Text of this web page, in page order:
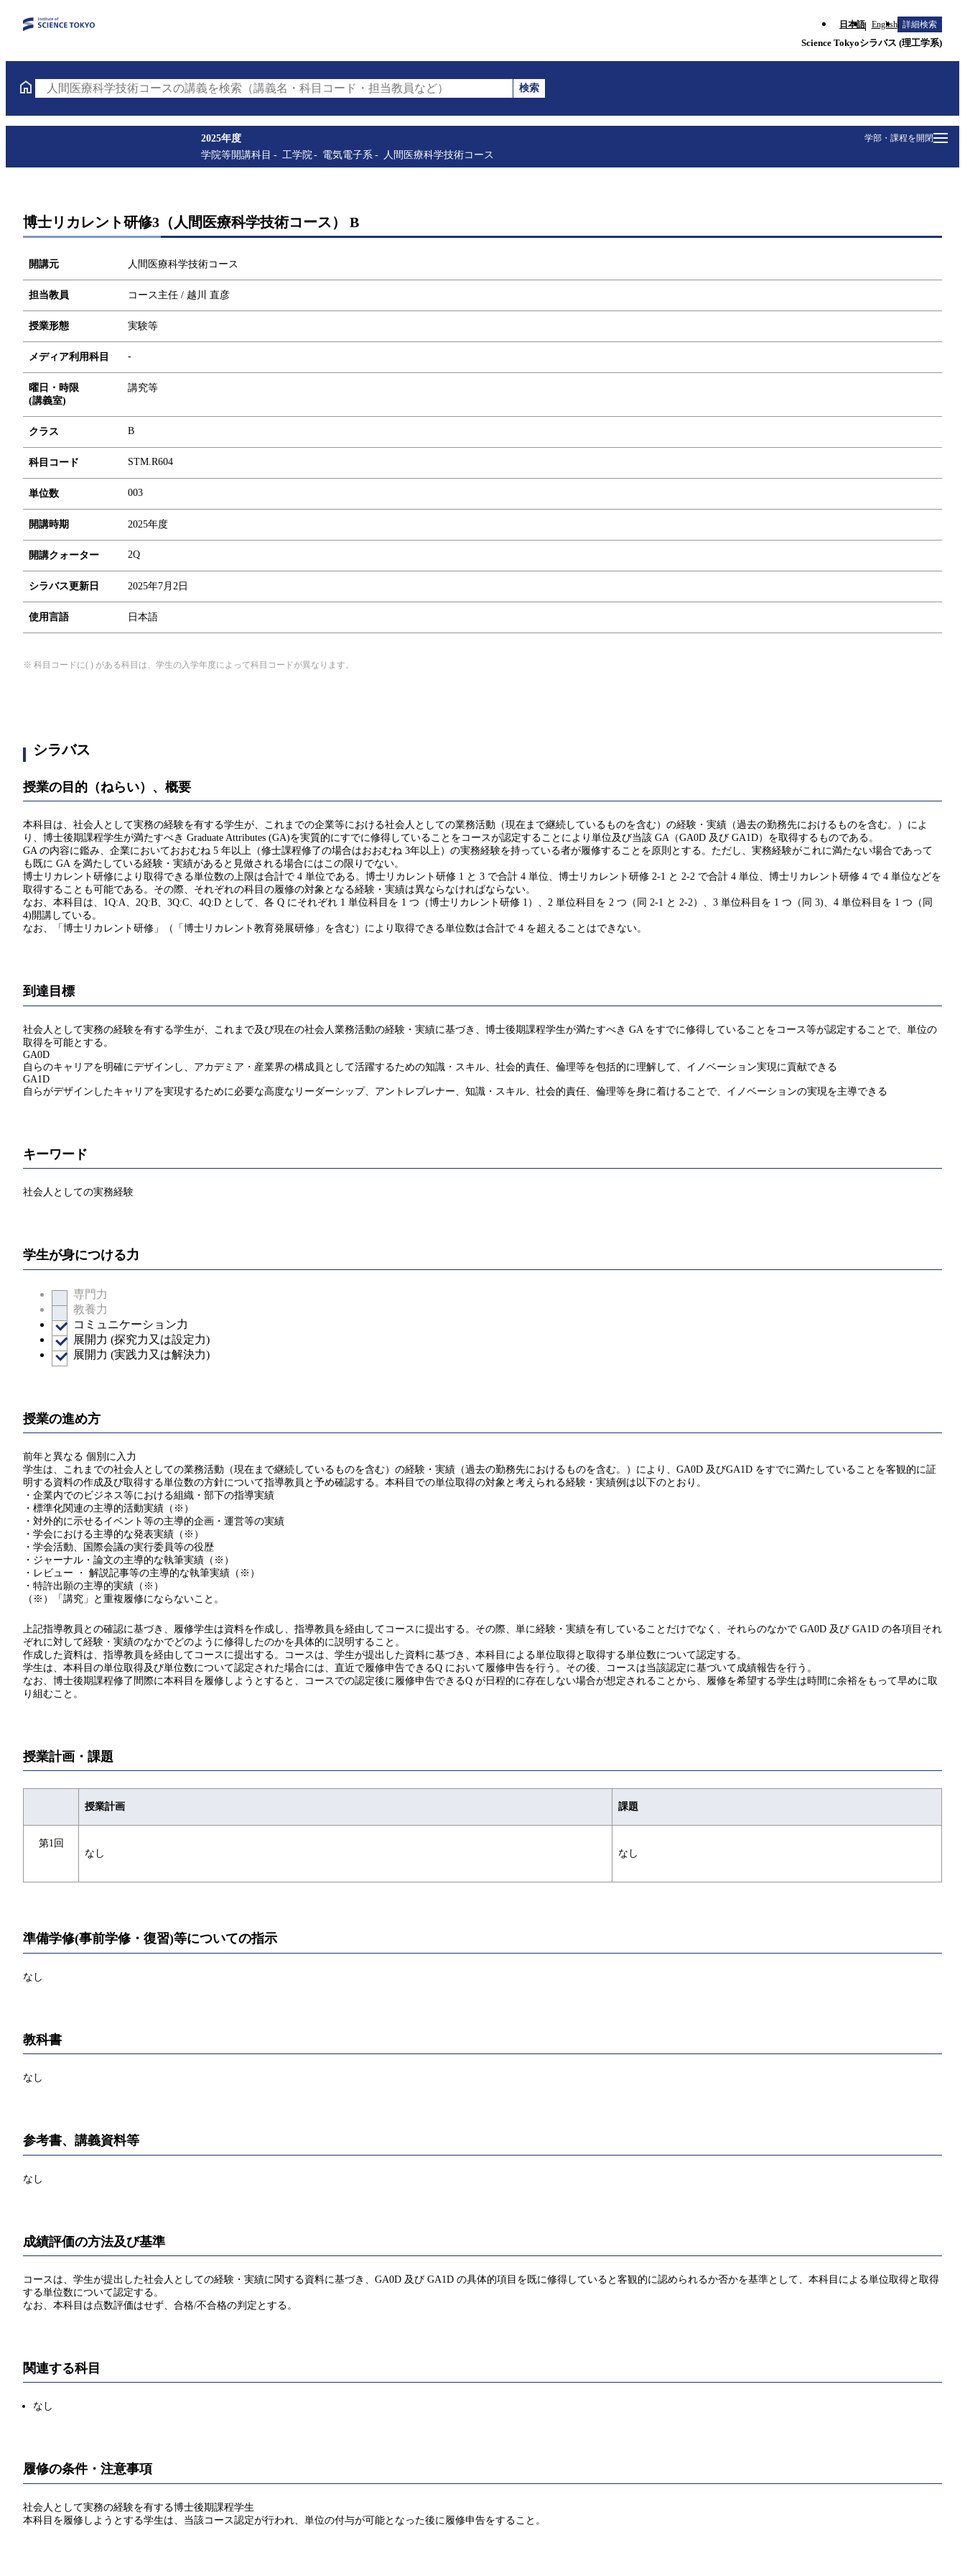
日本語 English 詳細検索
Science Tokyoシラバス (理工学系)
人間医療科学技術コースの講義を検索（講義名・科目コード・担当教員など）
検索
学部・課程を開閉
2025年度
学院等開講科目
工学院 電気電子系 人間医療科学技術コース
博士リカレント研修3（人間医療科学技術コース） B
開講元 人間医療科学技術コース
担当教員 コース主任 / 越川 直彦
授業形態 実験等
メディア利用科目 -
曜日・時限
(講義室)
講究等
クラス B
科目コード STM.R604
単位数 003
開講時期 2025年度
開講クォーター 2Q
シラバス更新日 2025年7月2日
使用言語 日本語
※ 科目コードに( ) がある科目は、学生の入学年度によって科目コードが異なります。
シラバス
授業の目的（ねらい）、概要
本科目は、社会人として実務の経験を有する学生が、これまでの企業等における社会人としての業務活動（現在まで継続しているものを含む）の経験・実績（過去の勤務先におけるものを含む。）によ
り、博士後期課程学生が満たすべき Graduate Attributes (GA)を実質的にすでに修得していることをコースが認定することにより単位及び当該 GA（GA0D 及び GA1D）を取得するものである。
GA の内容に鑑み、企業においておおむね 5 年以上（修士課程修了の場合はおおむね 3年以上）の実務経験を持っている者が履修することを原則とする。ただし、実務経験がこれに満たない場合であって
も既に GA を満たしている経験・実績があると見做される場合にはこの限りでない。
博士リカレント研修により取得できる単位数の上限は合計で 4 単位である。博士リカレント研修 1 と 3 で合計 4 単位、博士リカレント研修 2-1 と 2-2 で合計 4 単位、博士リカレント研修 4 で 4 単位などを
取得することも可能である。その際、それぞれの科目の履修の対象となる経験・実績は異ならなければならない。
なお、本科目は、1Q:A、2Q:B、3Q:C、4Q:D として、各 Q にそれぞれ 1 単位科目を 1 つ（博士リカレント研修 1）、2 単位科目を 2 つ（同 2-1 と 2-2）、3 単位科目を 1 つ（同 3)、4 単位科目を 1 つ（同
4)開講している。
なお、「博士リカレント研修」（「博士リカレント教育発展研修」を含む）により取得できる単位数は合計で 4 を超えることはできない。
到達目標
社会人として実務の経験を有する学生が、これまで及び現在の社会人業務活動の経験・実績に基づき、博士後期課程学生が満たすべき GA をすでに修得していることをコース等が認定することで、単位の
取得を可能とする。
GA0D
自らのキャリアを明確にデザインし、アカデミア・産業界の構成員として活躍するための知識・スキル、社会的責任、倫理等を包括的に理解して、イノベーション実現に貢献できる
GA1D
自らがデザインしたキャリアを実現するために必要な高度なリーダーシップ、アントレプレナー、知識・スキル、社会的責任、倫理等を身に着けることで、イノベーションの実現を主導できる
キーワード
社会人としての実務経験
学生が身につける力
専門力
教養力
コミュニケーション力
展開力 (探究力又は設定力)
展開力 (実践力又は解決力)
授業の進め方
前年と異なる 個別に入力
学生は、これまでの社会人としての業務活動（現在まで継続しているものを含む）の経験・実績（過去の勤務先におけるものを含む。）により、GA0D 及びGA1D をすでに満たしていることを客観的に証
明する資料の作成及び取得する単位数の方針について指導教員と予め確認する。本科目での単位取得の対象と考えられる経験・実績例は以下のとおり。
・企業内でのビジネス等における組織・部下の指導実績
・標準化関連の主導的活動実績（※）
・対外的に示せるイベント等の主導的企画・運営等の実績
・学会における主導的な発表実績（※）
・学会活動、国際会議の実行委員等の役歴
・ジャーナル・論文の主導的な執筆実績（※）
・レビュー ・ 解説記事等の主導的な執筆実績（※）
・特許出願の主導的実績（※）
（※）「講究」と重複履修にならないこと。
上記指導教員との確認に基づき、履修学生は資料を作成し、指導教員を経由してコースに提出する。その際、単に経験・実績を有していることだけでなく、それらのなかで GA0D 及び GA1D の各項目それ
ぞれに対して経験・実績のなかでどのように修得したのかを具体的に説明すること。
作成した資料は、指導教員を経由してコースに提出する。コースは、学生が提出した資料に基づき、本科目による単位取得と取得する単位数について認定する。
学生は、本科目の単位取得及び単位数について認定された場合には、直近で履修申告できるQ において履修申告を行う。その後、コースは当該認定に基づいて成績報告を行う。
なお、博士後期課程修了間際に本科目を履修しようとすると、コースでの認定後に履修申告できるQ が日程的に存在しない場合が想定されることから、履修を希望する学生は時間に余裕をもって早めに取
り組むこと。
授業計画・課題
授業計画 課題
第1回
なし
なし
準備学修(事前学修・復習)等についての指示
なし
教科書
なし
参考書、講義資料等
なし
成績評価の方法及び基準
コースは、学生が提出した社会人としての経験・実績に関する資料に基づき、GA0D 及び GA1D の具体的項目を既に修得していると客観的に認められるか否かを基準として、本科目による単位取得と取得
する単位数について認定する。
なお、本科目は点数評価はせず、合格/不合格の判定とする。
関連する科目
なし
履修の条件・注意事項
社会人として実務の経験を有する博士後期課程学生
本科目を履修しようとする学生は、当該コース認定が行われ、単位の付与が可能となった後に履修申告をすること。